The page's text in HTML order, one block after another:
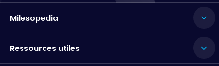
Milesopedia
Ressources utiles